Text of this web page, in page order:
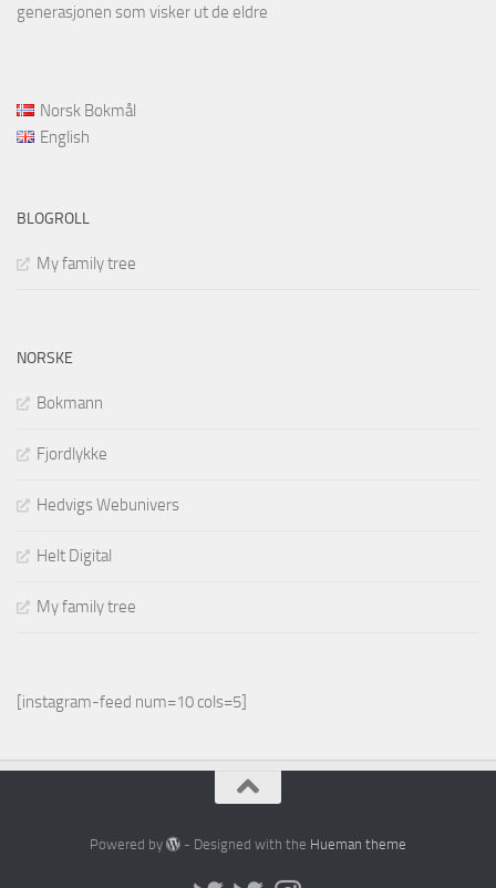
generasjonen som visker ut de eldre
Norsk Bokmål
English
BLOGROLL
My family tree
NORSKE
Bokmann
Fjordlykke
Hedvigs Webunivers
Helt Digital
My family tree
[instagram-feed num=10 cols=5]
Powered by - Designed with the Hueman theme